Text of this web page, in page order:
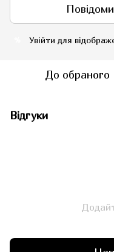
Увійти для
До обраного
Відгуки